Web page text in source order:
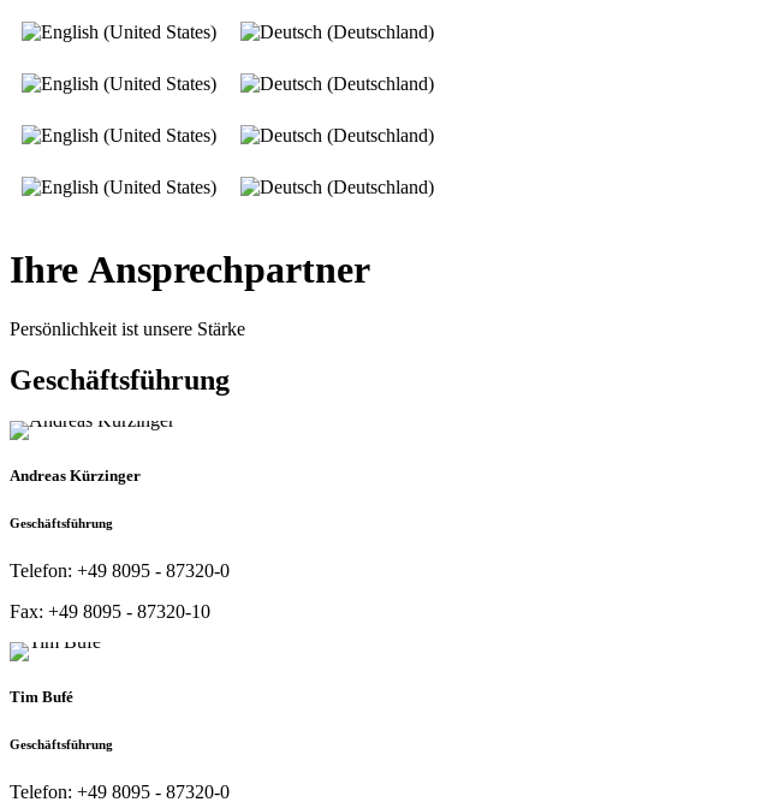
Ihre Ansprechpartner
Persönlichkeit ist unsere Stärke
Geschäftsführung
Andreas Kürzinger
Geschäftsführung
Telefon: +49 8095 - 87320-0
Fax: +49 8095 - 87320-10
Tim Bufé
Geschäftsführung
Telefon: +49 8095 - 87320-0